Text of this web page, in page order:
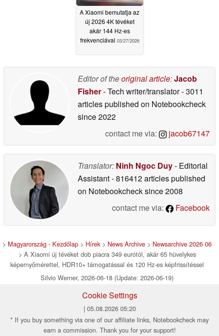
A Xiaomi bemutatja az
új 2026 4K tévéket
akár 144 Hz-es
frekvenciával 03/27/2026
Editor of theoriginal article:Jacob
Fisher- Tech writer/translator- 3011
articles published on Notebookcheck
since 2022
contact me via:
jacob67147
Translator: Ninh Ngoc Duy- Editorial
Assistant- 816412 articles published
on Notebookchecksince 2008
contact me via:
Facebook
> Magyarország - Kezdőlap > Hírek> News Archive > Newsarchive 2026 06
> A Xiaomi új tévéket dob piacra 349 eurótól, akár 65 hüvelykes
képernyőmérettel, HDR10+ támogatással és 120 Hz-es képfrissítéssel
Silvio Werner, 2026-06-18 (Update: 2026-06-19)
Cookie Settings
| 05.08.2026 05:20
* If you buy something via one of our affiliate links, Notebookcheck may
earn a commission. Thank you for your support!